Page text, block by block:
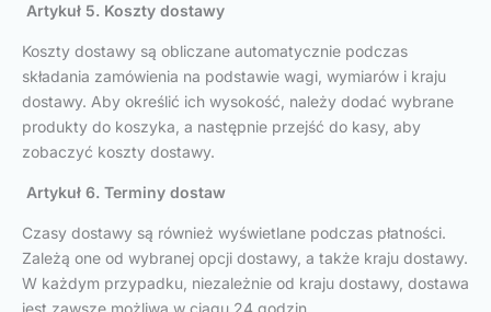
Artykuł 5. Koszty dostawy
Koszty dostawy są obliczane automatycznie podczas
składania zamówienia na podstawie wagi, wymiarów i kraju
dostawy. Aby określić ich wysokość, należy dodać wybrane
produkty do koszyka, a następnie przejść do kasy, aby
zobaczyć koszty dostawy.
Artykuł 6. Terminy dostaw
Czasy dostawy są również wyświetlane podczas płatności.
Zależą one od wybranej opcji dostawy, a także kraju dostawy.
W każdym przypadku, niezależnie od kraju dostawy, dostawa
jest zawsze możliwa w ciągu 24 godzin.